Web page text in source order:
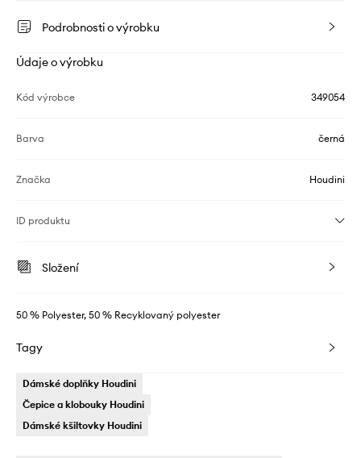
Podrobnosti o výrobku
Údaje o výrobku
Kód výrobce 349054
Barva černá
Značka Houdini
ID produktu
Složení
50 % Polyester, 50 % Recyklovaný polyester
Tagy
Dámské doplňky Houdini
Čepice a klobouky Houdini
Dámské kšiltovky Houdini